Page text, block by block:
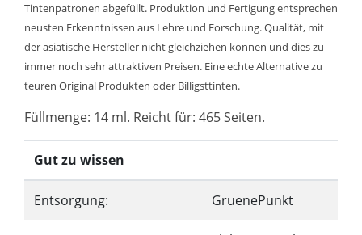
Tintenpatronen abgefüllt. Produktion und Fertigung entsprechen
neusten Erkenntnissen aus Lehre und Forschung. Qualität, mit
der asiatische Hersteller nicht gleichziehen können und dies zu
immer noch sehr attraktiven Preisen. Eine echte Alternative zu
teuren Original Produkten oder Billigsttinten.
Füllmenge: 14 ml. Reicht für: 465 Seiten.
Gut zu wissen
Entsorgung: GruenePunkt